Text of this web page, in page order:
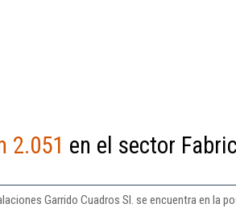
2.051 en el sector
Garrido Cuadros Sl. se encuentra en la